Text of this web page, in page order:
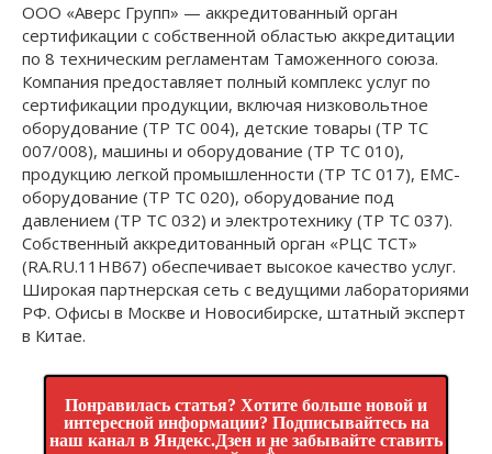
ООО «Аверс Групп» — аккредитованный орган
сертификации с собственной областью аккредитации
по 8 техническим регламентам Таможенного союза.
Компания предоставляет полный комплекс услуг по
сертификации продукции, включая низковольтное
оборудование (ТР ТС 004), детские товары (ТР ТС
007/008), машины и оборудование (ТР ТС 010),
продукцию легкой промышленности (ТР ТС 017), EMC-
оборудование (ТР ТС 020), оборудование под
давлением (ТР ТС 032) и электротехнику (ТР ТС 037).
Собственный аккредитованный орган «РЦС ТСТ»
(RA.RU.11НВ67) обеспечивает высокое качество услуг.
Широкая партнерская сеть с ведущими лабораториями
РФ. Офисы в Москве и Новосибирске, штатный эксперт
в Китае.
Понравилась статья? Хотите больше новой и
интересной информации? Подписывайтесь на
наш канал в Яндекс.Дзен и не забывайте ставить